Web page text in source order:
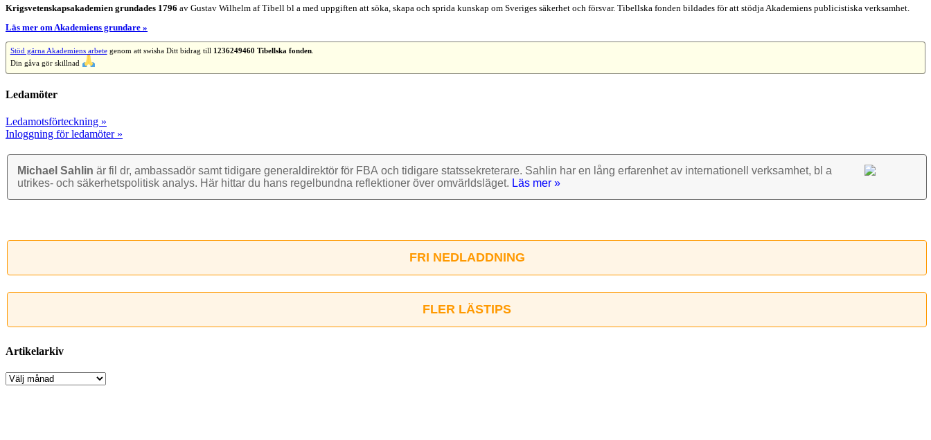
Krigsvetenskap­sakademien grundades 1796 av Gustav Wilhelm af Tibell bl a med uppgiften att söka, skapa och sprida kunskap om Sveriges säkerhet och försvar. Tibellska fonden bildades för att stödja Akademiens publicistiska verksamhet.
Läs mer om Akademiens grundare »
Stöd gärna Akademiens arbetegenom att swisha Ditt bidrag till 1236249460 Tibellska fonden.
Din gåva gör skillnad
Ledamöter
Ledamotsförteckning »
Inloggning för ledamöter »
Michael Sahlin är fil dr, ambassadör samt tidigare general­direktör för FBA och tidigare stats­sekre­terare. Sahlin har en lång erfarenhet av inter­nationell verk­samhet, bl a
utrikes- och säkerhets­politisk analys. Här hittar du hans regel­bundna reflek­tioner över omvärlds­läget. Läs mer »
FRI NEDLADDNING
FLER LÄSTIPS
Artikelarkiv
Artikelarkiv